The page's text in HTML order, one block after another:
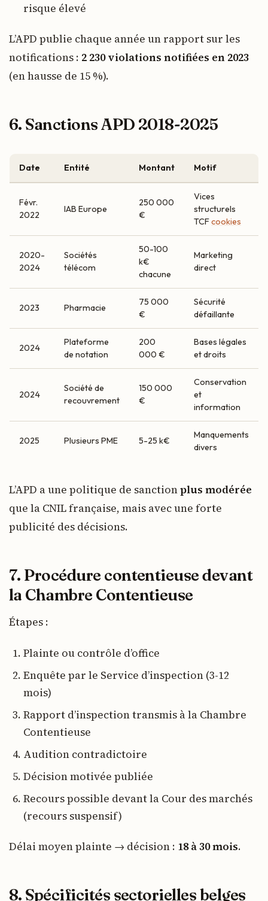
risque élevé
L’APD publie chaque année un rapport sur les
notifications : 2 230 violations notifiées en 2023
(en hausse de 15 %).
6. Sanctions APD 2018-2025
Date Entité Montant Motif
Févr.
2022
IAB Europe
250 000
€
Vices
structurels
TCFcookies
2020-
2024
Sociétés
télécom
50-100
k€
chacune
Marketing
direct
2023 Pharmacie
75 000
€
Sécurité
défaillante
2024
Plateforme
de notation
200
000 €
Bases légales
et droits
2024
Société de
recouvrement
150 000
€
Conservation
et
information
2025 Plusieurs PME 5-25 k€
Manquements
divers
L’APD a une politique de sanctionplus modérée
que la CNIL française, mais avec une forte
publicité des décisions.
7. Procédure contentieuse devant
la Chambre Contentieuse
Étapes :
Plainte ou contrôle d’office
Enquête par le Service d’inspection (3-12
mois)
Rapport d’inspection transmis à la Chambre
Contentieuse
Audition contradictoire
Décision motivée publiée
Recours possible devant la Cour des marchés
(recours suspensif)
Délai moyen plainte → décision : 18 à 30 mois.
8. Spécificités sectorielles belges